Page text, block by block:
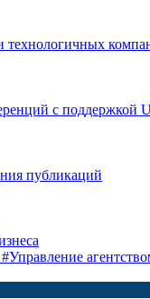
технологичных
с поддержкой
публикаций
#Управление